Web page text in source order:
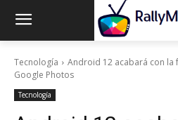
Tecnología
Android 12 acabará con la
Google Photos
Tecnología